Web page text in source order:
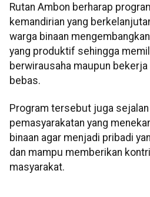
Rutan Ambon berharap
kemandirian yang
warga binaan
yang produktif sehingga
berwirausaha maupun
bebas.
Program tersebut juga
pemasyarakatan yang
binaan agar menjadi pribadi
dan mampu memberikan
masyarakat.